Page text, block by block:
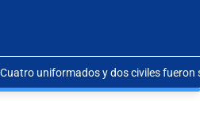
Cuatro uniformados y dos civiles fueron